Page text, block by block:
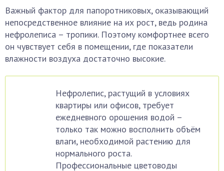
Важный фактор для папоротниковых, оказывающий
непосредственное влияние на их рост, ведь родина
нефролеписа – тропики. Поэтому комфортнее всего
он чувствует себя в помещении, где показатели
влажности воздуха достаточно высокие.
Нефролепис, растущий в условиях
квартиры или офисов, требует
ежедневного орошения водой –
только так можно восполнить объём
влаги, необходимой растению для
нормального роста.
Профессиональные цветоводы